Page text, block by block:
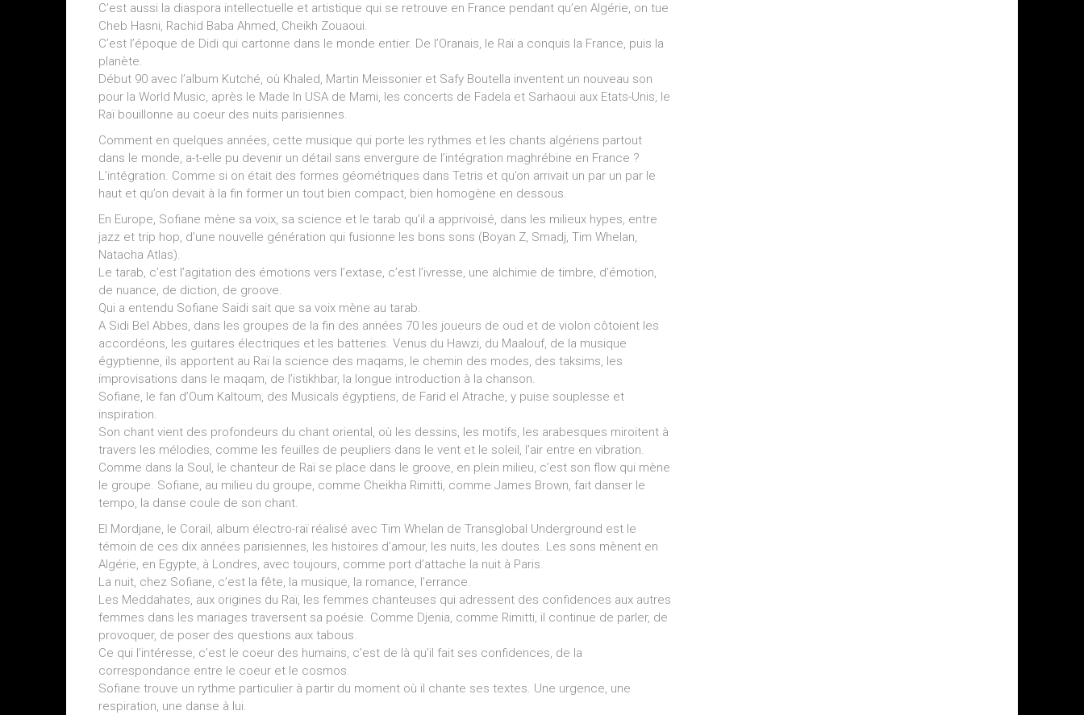
C’est aussi la diaspora intellectuelle et artistique qui se retrouve en France pendant qu’en Algérie, on tue
Cheb Hasni, Rachid Baba Ahmed, Cheikh Zouaoui.
C’est l’époque de Didi qui cartonne dans le monde entier. De l’Oranais, le Raï a conquis la France, puis la
planète.
Début 90 avec l’album Kutché, où Khaled, Martin Meissonier et Safy Boutella inventent un nouveau son
pour la World Music, après le Made In USA de Mami, les concerts de Fadela et Sarhaoui aux Etats-Unis, le
Raï bouillonne au coeur des nuits parisiennes.
Comment en quelques années, cette musique qui porte les rythmes et les chants algériens partout
dans le monde, a-t-elle pu devenir un détail sans envergure de l’intégration maghrébine en France ?
L’intégration. Comme si on était des formes géométriques dans Tetris et qu’on arrivait un par un par le
haut et qu’on devait à la fin former un tout bien compact, bien homogène en dessous.
En Europe, Sofiane mène sa voix, sa science et le tarab qu’il a apprivoisé, dans les milieux hypes, entre
jazz et trip hop, d’une nouvelle génération qui fusionne les bons sons (Boyan Z, Smadj, Tim Whelan,
Natacha Atlas).
Le tarab, c’est l’agitation des émotions vers l’extase, c’est l’ivresse, une alchimie de timbre, d’émotion,
de nuance, de diction, de groove.
Qui a entendu Sofiane Saidi sait que sa voix mène au tarab.
A Sidi Bel Abbes, dans les groupes de la fin des années 70 les joueurs de oud et de violon côtoient les
accordéons, les guitares électriques et les batteries. Venus du Hawzi, du Maalouf, de la musique
égyptienne, ils apportent au Raï la science des maqams, le chemin des modes, des taksims, les
improvisations dans le maqam, de l’istikhbar, la longue introduction à la chanson.
Sofiane, le fan d’Oum Kaltoum, des Musicals égyptiens, de Farid el Atrache, y puise souplesse et
inspiration.
Son chant vient des profondeurs du chant oriental, où les dessins, les motifs, les arabesques miroitent à
travers les mélodies, comme les feuilles de peupliers dans le vent et le soleil, l’air entre en vibration.
Comme dans la Soul, le chanteur de Raï se place dans le groove, en plein milieu, c’est son flow qui mène
le groupe. Sofiane, au milieu du groupe, comme Cheikha Rimitti, comme James Brown, fait danser le
tempo, la danse coule de son chant.
El Mordjane, le Corail, album électro-raï réalisé avec Tim Whelan de Transglobal Underground est le
témoin de ces dix années parisiennes, les histoires d’amour, les nuits, les doutes. Les sons mènent en
Algérie, en Egypte, à Londres, avec toujours, comme port d’attache la nuit à Paris.
La nuit, chez Sofiane, c’est la fête, la musique, la romance, l’errance.
Les Meddahates, aux origines du Raï, les femmes chanteuses qui adressent des confidences aux autres
femmes dans les mariages traversent sa poésie. Comme Djenia, comme Rimitti, il continue de parler, de
provoquer, de poser des questions aux tabous.
Ce qui l’intéresse, c’est le coeur des humains, c’est de là qu’il fait ses confidences, de la
correspondance entre le coeur et le cosmos.
Sofiane trouve un rythme particulier à partir du moment où il chante ses textes. Une urgence, une
respiration, une danse à lui.